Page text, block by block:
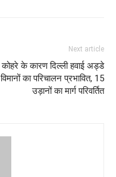
Next article
के कारण दिल्ली हवाई अड्डे
का परिचालन प्रभावित, 15
उड़ानों का मार्ग परिवर्तित